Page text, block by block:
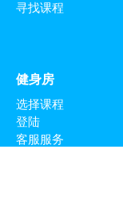
寻找课程
​健身房
选择课程
登陆
客服服务